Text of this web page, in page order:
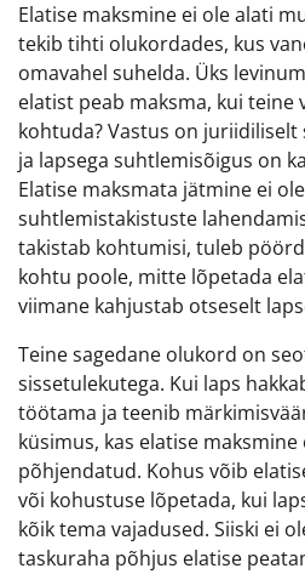
Elatise maksmine ei ole alati
tekib tihti olukordades, kus
omavahel suhelda. Üks
elatist peab maksma, kui teine
kohtuda? Vastus on juriidiliselt
ja lapsega suhtlemisõigus on
Elatise maksmata jätmine ei
suhtlemistakistuste
takistab kohtumisi, tuleb
kohtu poole, mitte lõpetada
viimane kahjustab otseselt
Teine sagedane olukord on
sissetulekutega. Kui laps
töötama ja teenib
küsimus, kas elatise
põhjendatud. Kohus võib
või kohustuse lõpetada, kui
kõik tema vajadused. Siiski ei
taskuraha põhjus elatise